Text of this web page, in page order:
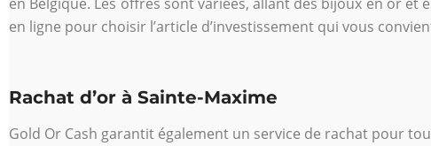
en ligne pour choisir l’article d’investissement qui vous
Rachat d’or à Sainte-Maxime
Gold Or Cash garantit également un service de rachat pour